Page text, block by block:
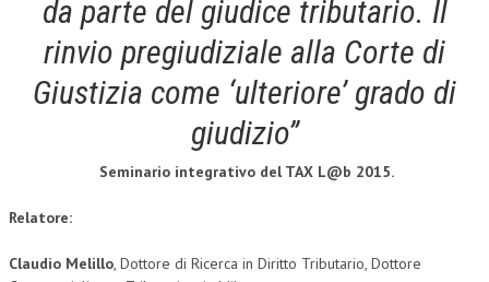
ECONOMIA
CORPORATE SOCIAL RESPONSIBILITY
ECONOMIA DELL’ARTE
INTERNAZIONALIZZAZIONE
HUMAN RESOURCES
da parte del giudice tributario. Il
rinvio pregiudiziale alla Corte di
Giustizia come ‘ulteriore’ grado di
giudizio”
Seminario integrativo del TAX L@b 2015.
Relatore:
Claudio Melillo, Dottore di Ricerca in Diritto Tributario, Dottore